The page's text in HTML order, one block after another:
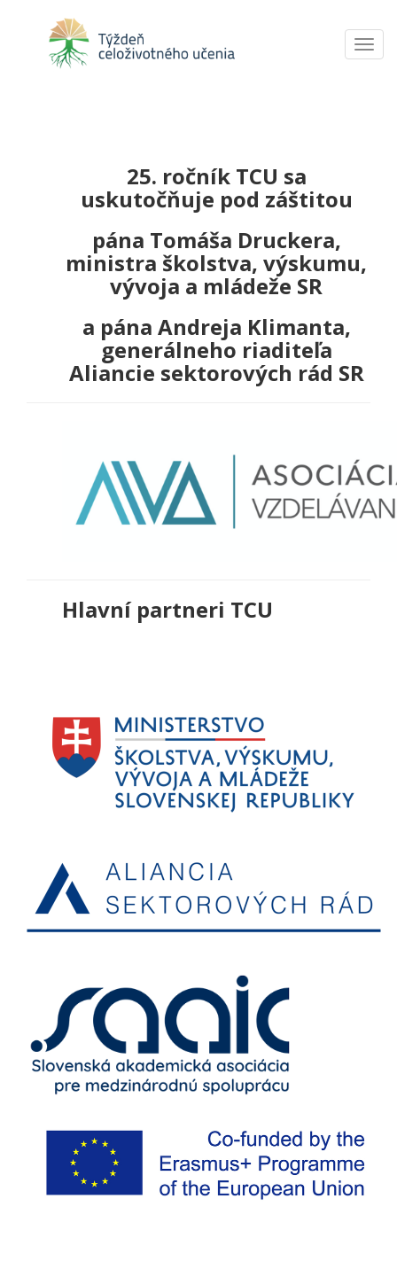
25. ročník TCU sa
uskutočňuje pod záštitou
pána Tomáša Druckera,
ministra školstva, výskumu,
vývoja a mládeže SR
a pána Andreja Klimanta,
generálneho riaditeľa
Aliancie sektorových rád SR
Hlavní partneri TCU